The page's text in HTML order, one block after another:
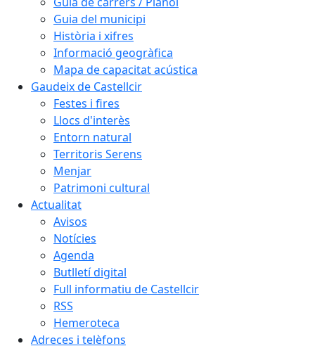
Guia del municipi
Història i xifres
Informació geogràfica
Mapa de capacitat acústica
Gaudeix de Castellcir
Festes i fires
Llocs d'interès
Entorn natural
Territoris Serens
Menjar
Patrimoni cultural
Actualitat
Avisos
Notícies
Agenda
Butlletí digital
Full informatiu de Castellcir
RSS
Hemeroteca
Adreces i telèfons